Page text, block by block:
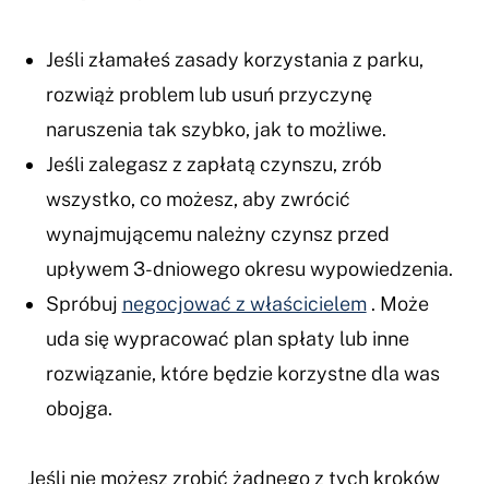
Jeśli złamałeś zasady korzystania z parku,
rozwiąż problem lub usuń przyczynę
naruszenia tak szybko, jak to możliwe.
Jeśli zalegasz z zapłatą czynszu, zrób
wszystko, co możesz, aby zwrócić
wynajmującemu należny czynsz przed
upływem 3-dniowego okresu wypowiedzenia.
Spróbuj negocjować z właścicielem. Może
uda się wypracować plan spłaty lub inne
rozwiązanie, które będzie korzystne dla was
obojga.
Jeśli nie możesz zrobić żadnego z tych kroków